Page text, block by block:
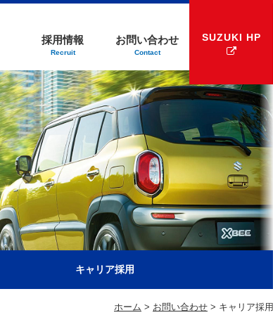
採用情報
Recruit
お問い合わせ
Contact
SUZUKI HP
キャリア採用
ホーム > お問い合わせ > キャリア採用